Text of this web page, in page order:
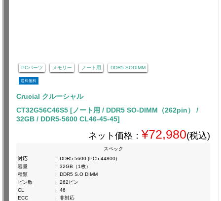
PCパーツ メモリー ノート用 DDR5 SODIMM
送料無料
Crucial クルーシャル
CT32G56C46S5 [ノート用 / DDR5 SO-DIMM（262pin） /
32GB / DDR5-5600 CL46-45-45]
ネット価格： ¥72,980(税込)
スペック
対応
:
DDR5-5600 (PC5-44800)
容量
:
32GB（1枚）
種類
:
DDR5 S.O DIMM
ピン数
:
262ピン
CL
:
46
ECC
:
非対応